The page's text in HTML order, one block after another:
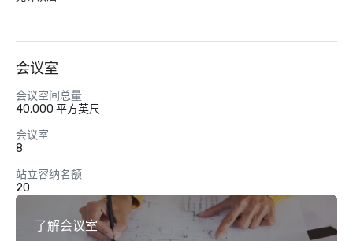
会议室
会议空间总量
40,000 平方英尺
会议室
8
站立容纳名额
20
了解会议室